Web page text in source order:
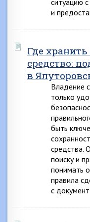
ситуацию
и
Где
средство:
в
Владение
только
быть
средства.
поиску и
понимать
правила
с